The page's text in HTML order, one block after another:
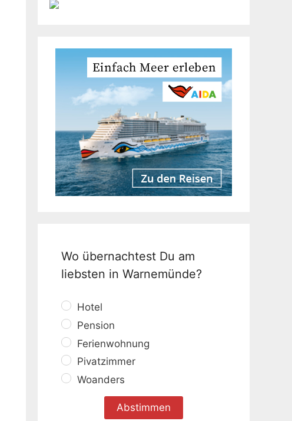
Wo übernachtest Du am
liebsten in Warnemünde?
Hotel
Pension
Ferienwohnung
Pivatzimmer
Woanders